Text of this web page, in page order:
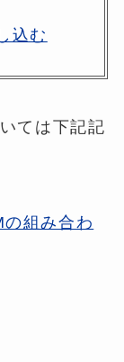
込む
ては下記記
組み合わ